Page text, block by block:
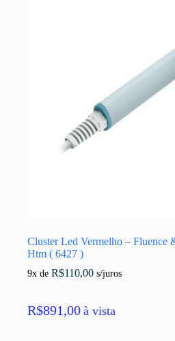
Cluster Led Vermelho – Fluence
Htm ( 6427 )
9x de R$110,00 s/juros
R$891,00 à vista